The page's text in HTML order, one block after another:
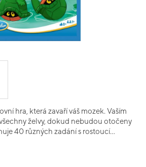
hra, která zavaří váš mozek. Vaším
želvy, dokud nebudou otočeny
40 různých zadání s rostoucí